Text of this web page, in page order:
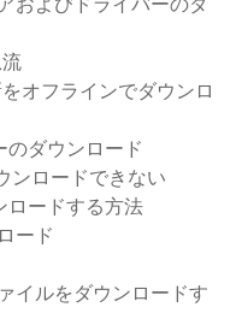
およびドライバーのダ
オフラインでダウンロ
のダウンロード
ンロードできない
ロードする方法
ード
イルをダウンロードす